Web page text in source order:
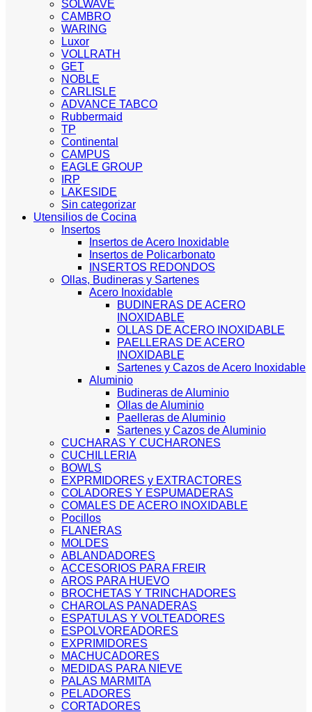
SOLWAVE
CAMBRO
WARING
Luxor
VOLLRATH
GET
NOBLE
CARLISLE
ADVANCE TABCO
Rubbermaid
TP
Continental
CAMPUS
EAGLE GROUP
IRP
LAKESIDE
Sin categorizar
Utensilios de Cocina
Insertos
Insertos de Acero Inoxidable
Insertos de Policarbonato
INSERTOS REDONDOS
Ollas, Budineras y Sartenes
Acero Inoxidable
BUDINERAS DE ACERO
INOXIDABLE
OLLAS DE ACERO INOXIDABLE
PAELLERAS DE ACERO
INOXIDABLE
Sartenes y Cazos de Acero Inoxidable
Aluminio
Budineras de Aluminio
Ollas de Aluminio
Paelleras de Aluminio
Sartenes y Cazos de Aluminio
CUCHARAS Y CUCHARONES
CUCHILLERIA
BOWLS
EXPRMIDORES y EXTRACTORES
COLADORES Y ESPUMADERAS
COMALES DE ACERO INOXIDABLE
Pocillos
FLANERAS
MOLDES
ABLANDADORES
ACCESORIOS PARA FREIR
AROS PARA HUEVO
BROCHETAS Y TRINCHADORES
CHAROLAS PANADERAS
ESPATULAS Y VOLTEADORES
ESPOLVOREADORES
EXPRIMIDORES
MACHUCADORES
MEDIDAS PARA NIEVE
PALAS MARMITA
PELADORES
CORTADORES